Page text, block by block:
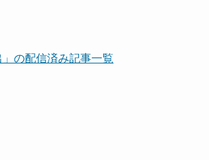
の配信済み記事一覧